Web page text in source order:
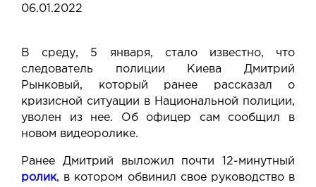
06.01.2022
В среду, 5 января, стало известно, что
следователь полиции Киева Дмитрий
Рынковый, который ранее рассказал о
кризисной ситуации в Национальной полиции,
уволен из нее. Об офицер сам сообщил в
новом видеоролике.
Ранее Дмитрий выложил почти 12-минутный
ролик, в котором обвинил свое руководство в